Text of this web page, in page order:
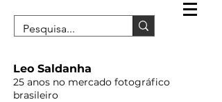
Leo Saldanha
25 anos no mercado fotográfico
brasileiro